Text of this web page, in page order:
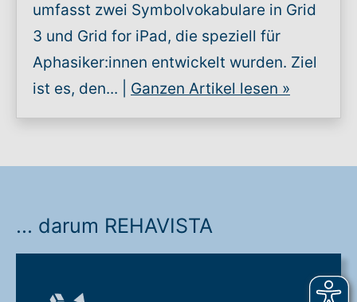
umfasst zwei Symbolvokabulare in Grid
3 und Grid for iPad, die speziell für
Aphasiker:innen entwickelt wurden. Ziel
ist es, den... | Ganzen Artikel lesen »
... darum REHAVISTA